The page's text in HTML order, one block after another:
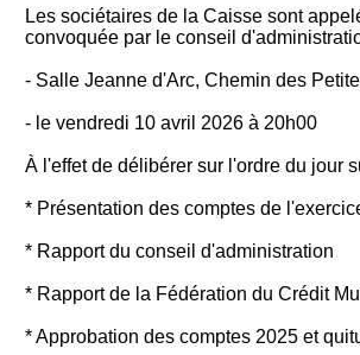
Les sociétaires de la Caisse sont
convoquée par le conseil
- Salle Jeanne d'Arc, Chemin des
- le vendredi 10 avril 2026 à 20h00
À l'effet de délibérer sur l'ordre du jour
* Présentation des comptes de
* Rapport du conseil d'administration
* Rapport de la Fédération du Crédit
* Approbation des comptes 2025 et